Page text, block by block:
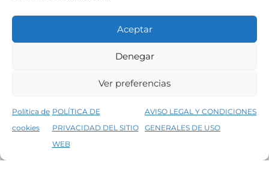
Aceptar
Denegar
Ver preferencias
Política de
cookies
POLÍTICA DE
PRIVACIDAD DEL SITIO
WEB
AVISO LEGAL Y CONDICIONES
GENERALES DE USO
5% de descuento en tu primera compra, utiliza el código PRIMERACOMPRA
Condiciones generales de venta
Política de privacidad del sitio web
©2026 Decopintur- todos los derechos